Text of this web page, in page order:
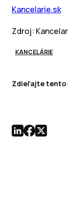
Kancelarie.sk
Zdroj:
KANCELÁRIE
Zdieľajte tento